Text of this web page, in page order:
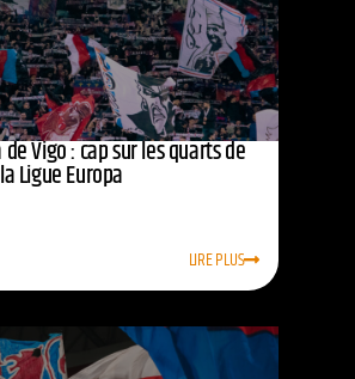
de Vigo : cap sur les quarts de
Ligue Europa
LIRE PLUS